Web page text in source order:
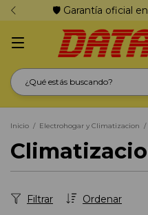
🛡️ Garantía oficial
Inicio / Electrohogar y Climatizacion /
Ordenar
Filtrar